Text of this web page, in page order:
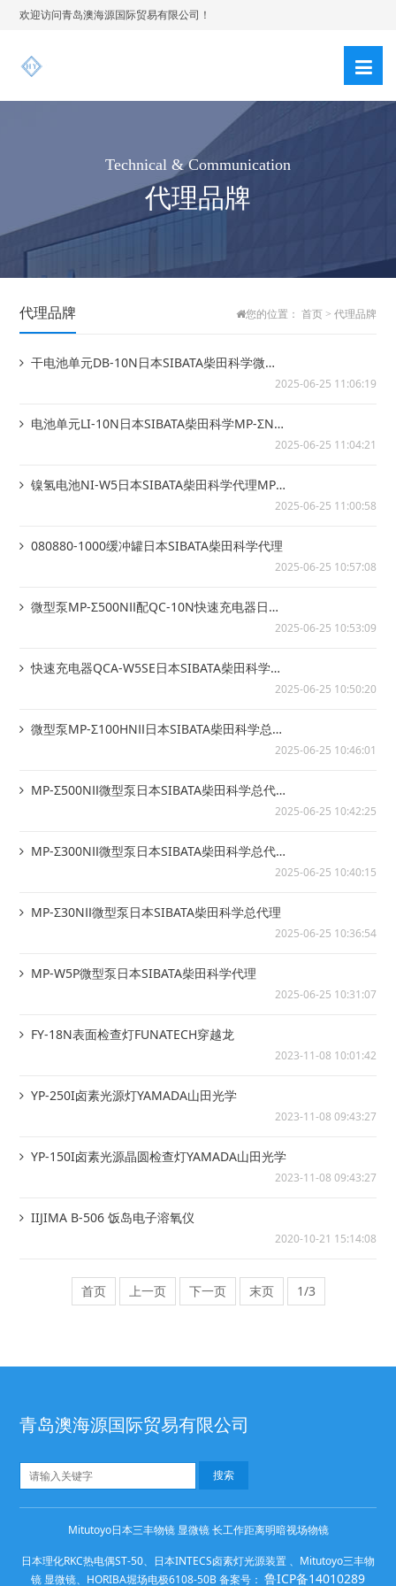
欢迎访问青岛澳海源国际贸易有限公司！
Technical & Communication
代理品牌
代理品牌 您的位置： 首页> 代理品牌
干电池单元DB-10N日本SIBATA柴田科学微型
2025-06-25 11:06:19
电池单元LI-10N日本SIBATA柴田科学MP-ΣN/-
2025-06-25 11:04:21
镍氢电池NI-W5日本SIBATA柴田科学代理MP-
2025-06-25 11:00:58
080880-1000缓冲罐日本SIBATA柴田科学代理
2025-06-25 10:57:08
微型泵MP-Σ500NⅡ配QC-10N快速充电器日本
2025-06-25 10:53:09
快速充电器QCA-W5SE日本SIBATA柴田科学代
2025-06-25 10:50:20
微型泵MP-Σ100HNⅡ日本SIBATA柴田科学总代
2025-06-25 10:46:01
MP-Σ500NⅡ微型泵日本SIBATA柴田科学总代
2025-06-25 10:42:25
MP-Σ300NⅡ微型泵日本SIBATA柴田科学总代
2025-06-25 10:40:15
MP-Σ30NⅡ微型泵日本SIBATA柴田科学总代理
2025-06-25 10:36:54
MP-W5P微型泵日本SIBATA柴田科学代理
2025-06-25 10:31:07
FY-18N表面检查灯FUNATECH穿越龙
2023-11-08 10:01:42
YP-250I卤素光源灯YAMADA山田光学
2023-11-08 09:43:27
YP-150I卤素光源晶圆检查灯YAMADA山田光学
2023-11-08 09:43:27
IIJIMA B-506 饭岛电子溶氧仪
2020-10-21 15:14:08
首页 上一页 下一页 末页 1/3
青岛澳海源国际贸易有限公司
Mitutoyo日本三丰物镜 显微镜 长工作距离明暗视场物镜
日本理化RKC热电偶ST-50、日本INTECS卤素灯光源装置 、Mitutoyo三丰物
镜 显微镜、HORIBA堀场电极6108-50B 备案号： 鲁ICP备14010289